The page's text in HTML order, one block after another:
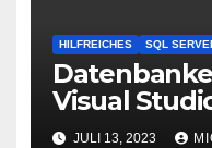
HILFREICHES SQL
Visual
Leitfaden
JULI 13, 2023